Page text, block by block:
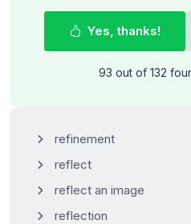
Yes, thanks!
93 out of 132
refinement
reflect
reflect an image
reflection